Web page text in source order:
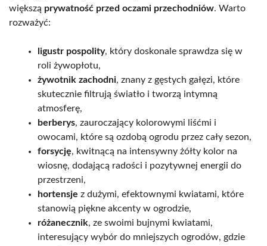
większą prywatność przed oczami przechodniów. Warto
rozważyć:
ligustr pospolity, który doskonale sprawdza się w
roli żywopłotu,
żywotnik zachodni, znany z gęstych gałęzi, które
skutecznie filtrują światło i tworzą intymną
atmosferę,
berberys, zauroczający kolorowymi liśćmi i
owocami, które są ozdobą ogrodu przez cały sezon,
forsycję, kwitnącą na intensywny żółty kolor na
wiosnę, dodającą radości i pozytywnej energii do
przestrzeni,
hortensje z dużymi, efektownymi kwiatami, które
stanowią piękne akcenty w ogrodzie,
różanecznik, ze swoimi bujnymi kwiatami,
interesujący wybór do mniejszych ogrodów, gdzie